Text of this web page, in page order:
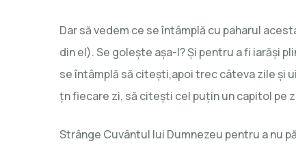
Dar să vedem ce se întâmplă cu paharul
din el). Se golește așa-I? Și pentru a fi iarăși
se întâmplă să citești,apoi trec câteva zile și
țn fiecare zi, să citești cel puțin un capitol pe
Strânge Cuvântul lui Dumnezeu pentru a nu